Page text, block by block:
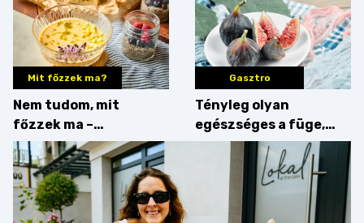
Mit főzzek ma?
Nem tudom, mit
főzzek ma –
Villámgyors menü
Gasztro
Tényleg olyan
egészséges a füge,
mint amilyennek
gondoljuk?